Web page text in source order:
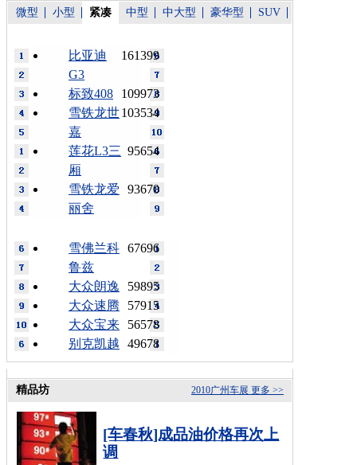
微型 小型 紧凑 中型 中大型 豪华型 SUV
161399
比亚迪
G3
109973
标致408
103534
雪铁龙世
嘉
95654
莲花L3三
厢
93670
雪铁龙爱
丽舍
67696
雪佛兰科
鲁兹
59895
大众朗逸
57915
大众速腾
56578
大众宝来
49678
别克凯越
更多 >>
2010广州车展
精品坊
[车春秋]成品油价格再次上
调